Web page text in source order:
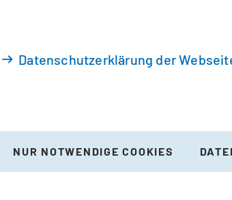
Datenschutzerklärung der
NUR NOTWENDIGE COOKIES